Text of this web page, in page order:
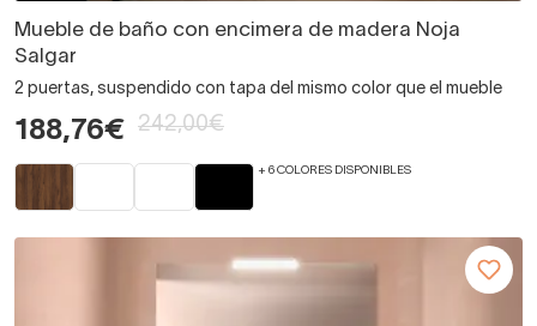
Mueble de baño con encimera de madera Noja
Salgar
2 puertas, suspendido con tapa del mismo color que el mueble
188,76€ 242,00€
+ 6 COLORES DISPONIBLES